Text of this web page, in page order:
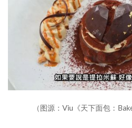
（图源：Viu《天下面包：